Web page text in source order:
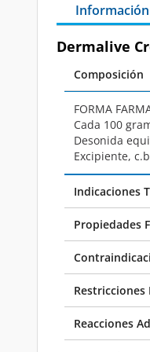
Dermalive
Composición
FORMA
Cada 100
Desonida
Excipiente,
Indicaciones
Propiedades
Restricciones
Reacciones